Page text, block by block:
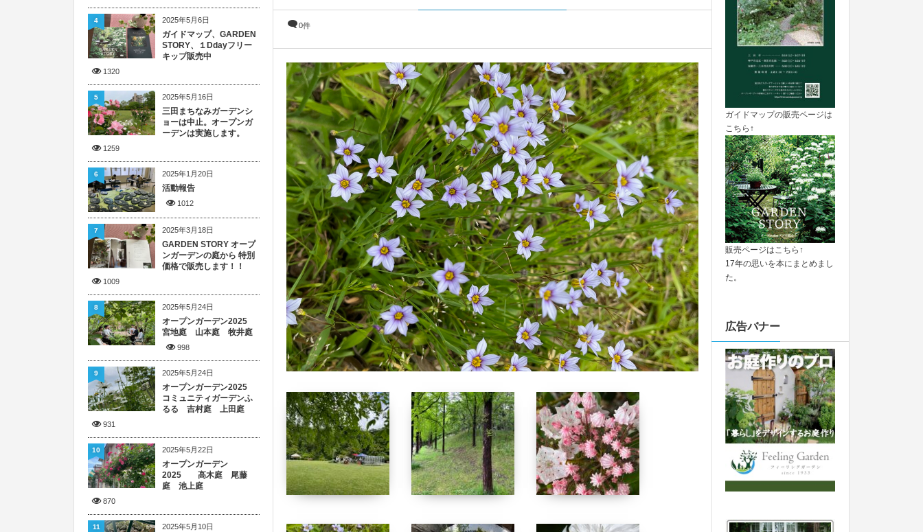
0件
2025年5月6日
ガイドマップ、GARDEN
STORY、１Ddayフリー
キップ販売中
1320
4
2025年5月16日
三田まちなみガーデンシ
ョーは中止。オープンガ
ーデンは実施します。
1259
5
2025年1月20日
活動報告
1012
6
2025年3月18日
GARDEN STORY オープ
ンガーデンの庭から 特別
価格で販売します！！
1009
7
2025年5月24日
オープンガーデン2025
宮地庭 山本庭 牧井庭
998
8
2025年5月24日
オープンガーデン2025
コミュニティガーデンふ
るる 吉村庭 上田庭
931
9
2025年5月22日
オープンガーデン
2025 高木庭 尾藤
庭 池上庭
870
10
2025年5月10日
11
ガイドマップの販売ページは
こちら↑
販売ページはこちら↑
17年の思いを本にまとめまし
た。
広告バナー